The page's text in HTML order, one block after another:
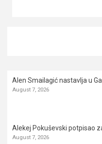
Alen Smailagić nastavlja u
August 7, 2026
Alekej Pokuševski potpisao
August 7, 2026